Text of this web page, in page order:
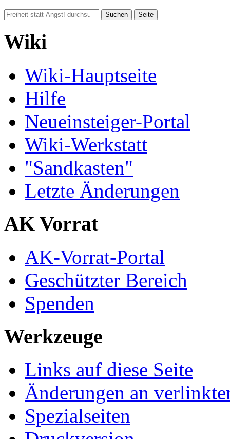
Wiki
Wiki-Hauptseite
Hilfe
Neueinsteiger-Portal
Wiki-Werkstatt
"Sandkasten"
Letzte Änderungen
AK Vorrat
AK-Vorrat-Portal
Geschützter Bereich
Spenden
Werkzeuge
Links auf diese Seite
Änderungen an
Spezialseiten